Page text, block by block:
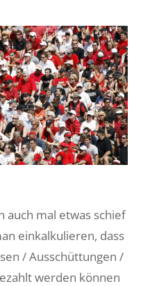
auch mal etwas schief
einkalkulieren, dass
/ Ausschüttungen /
werden können